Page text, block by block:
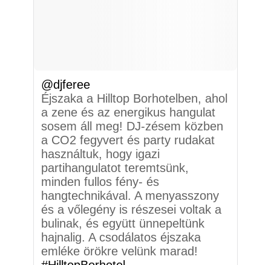
@djferee
Éjszaka a Hilltop Borhotelben, ahol
a zene és az energikus hangulat
sosem áll meg! DJ-zésem közben
a CO2 fegyvert és party rudakat
használtuk, hogy igazi
partihangulatot teremtsünk,
minden fullos fény- és
hangtechnikával. A menyasszony
és a vőlegény is részesei voltak a
bulinak, és együtt ünnepeltünk
hajnalig. A csodálatos éjszaka
emléke örökre velünk marad!